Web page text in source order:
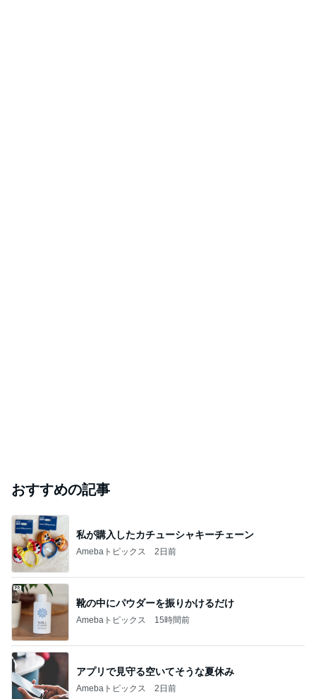
おすすめの記事
私が購入したカチューシャキーチェーン
Amebaトピックス 2日前
靴の中にパウダーを振りかけるだけ
Amebaトピックス 15時間前
アプリで見守る空いてそうな夏休み
Amebaトピックス 2日前